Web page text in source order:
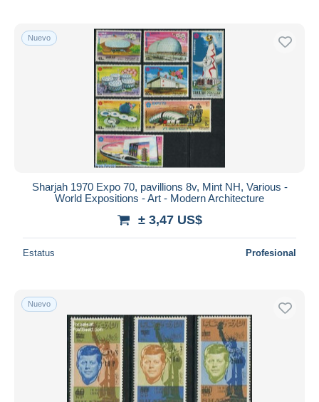
Nuevo
Sharjah 1970 Expo 70, pavillions 8v, Mint NH, Various -
World Expositions - Art - Modern Architecture
± 3,47 US$
Estatus Profesional
Nuevo